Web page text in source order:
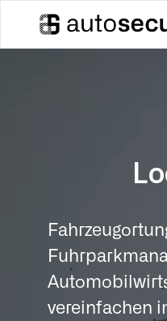
vereinfachen